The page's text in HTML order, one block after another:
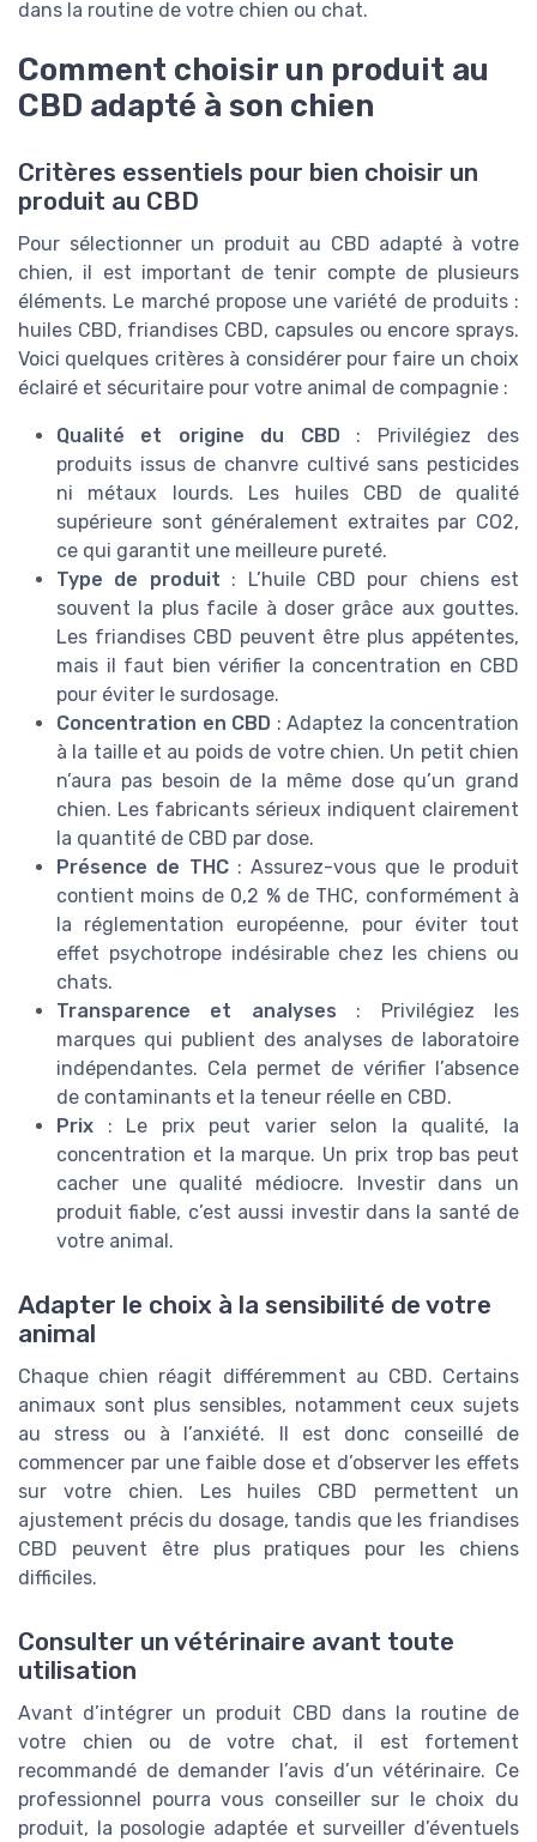
dans la routine de votre chien ou chat.
Comment choisir un produit au
CBD adapté à son chien
Critères essentiels pour bien choisir un
produit au CBD
Pour sélectionner un produit au CBD adapté à votre
chien, il est important de tenir compte de plusieurs
éléments. Le marché propose une variété de produits :
huiles CBD, friandises CBD, capsules ou encore sprays.
Voici quelques critères à considérer pour faire un choix
éclairé et sécuritaire pour votre animal de compagnie :
Qualité et origine du CBD : Privilégiez des
produits issus de chanvre cultivé sans pesticides
ni métaux lourds. Les huiles CBD de qualité
supérieure sont généralement extraites par CO2,
ce qui garantit une meilleure pureté.
Type de produit : L’huile CBD pour chiens est
souvent la plus facile à doser grâce aux gouttes.
Les friandises CBD peuvent être plus appétentes,
mais il faut bien vérifier la concentration en CBD
pour éviter le surdosage.
Concentration en CBD : Adaptez la concentration
à la taille et au poids de votre chien. Un petit chien
n’aura pas besoin de la même dose qu’un grand
chien. Les fabricants sérieux indiquent clairement
la quantité de CBD par dose.
Présence de THC: Assurez-vous que le produit
contient moins de 0,2 % de THC, conformément à
la réglementation européenne, pour éviter tout
effet psychotrope indésirable chez les chiens ou
chats.
Transparence et analyses : Privilégiez les
marques qui publient des analyses de laboratoire
indépendantes. Cela permet de vérifier l’absence
de contaminants et la teneur réelle en CBD.
Prix : Le prix peut varier selon la qualité, la
concentration et la marque. Un prix trop bas peut
cacher une qualité médiocre. Investir dans un
produit fiable, c’est aussi investir dans la santé de
votre animal.
Adapter le choix à la sensibilité de votre
animal
Chaque chien réagit différemment au CBD. Certains
animaux sont plus sensibles, notamment ceux sujets
au stress ou à l’anxiété. Il est donc conseillé de
commencer par une faible dose et d’observer les effets
sur votre chien. Les huiles CBD permettent un
ajustement précis du dosage, tandis que les friandises
CBD peuvent être plus pratiques pour les chiens
difficiles.
Consulter un vétérinaire avant toute
utilisation
Avant d’intégrer un produit CBD dans la routine de
votre chien ou de votre chat, il est fortement
recommandé de demander l’avis d’un vétérinaire. Ce
professionnel pourra vous conseiller sur le choix du
produit, la posologie adaptée et surveiller d’éventuels